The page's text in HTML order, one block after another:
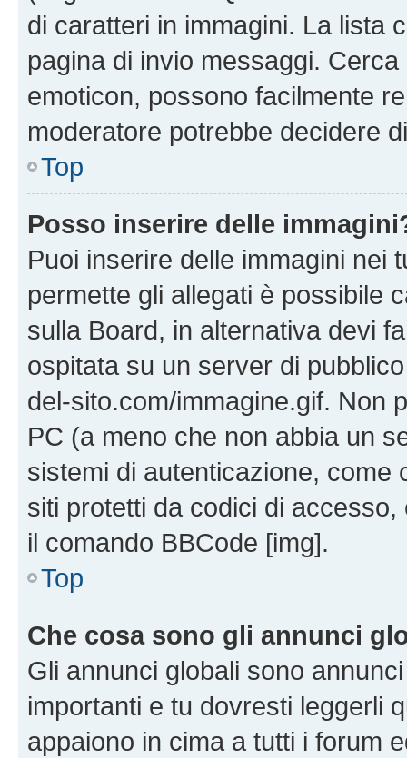
di caratteri in immagini. La lista
pagina di invio messaggi.
emoticon, possono facilmente
moderatore potrebbe decidere
Top
Posso inserire delle
Puoi inserire delle immagini nei
permette gli allegati è possibile
sulla Board, in alternativa devi
ospitata su un server di
del-sito.com/immagine.gif. Non
PC (a meno che non abbia un
sistemi di autenticazione, come
siti protetti da codici di
il comando BBCode [img].
Top
Che cosa sono gli annunci
Gli annunci globali sono
importanti e tu dovresti leggerli
appaiono in cima a tutti i forum